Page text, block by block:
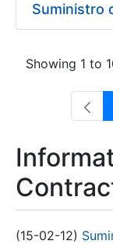
Showing 1 to
(15-02-12)